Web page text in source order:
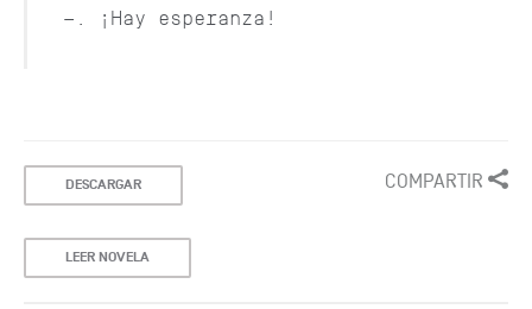
—. ¡Hay esperanza!
DESCARGAR
LEER NOVELA
COMPARTIR